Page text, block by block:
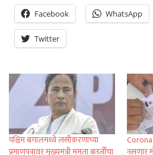
Facebook WhatsApp
Twitter
पश्चिम बंगालमध्ये लसीकरणाच्या
प्रमाणपत्रावर मुख्यमंत्री ममता बनर्जींचा
Corona
नसणार